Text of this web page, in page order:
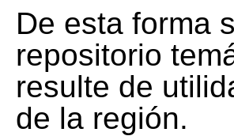
De esta forma
repositorio
resulte de
de la región.